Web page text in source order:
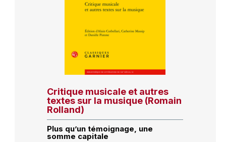
Critique musicale et autres
textes sur la musique (Romain
Rolland)
Plus qu’un témoignage, une
somme capitale